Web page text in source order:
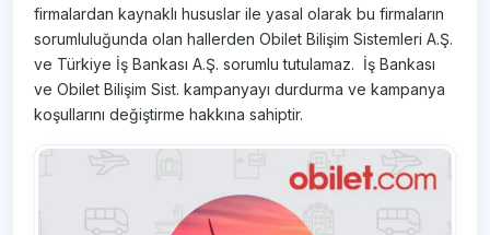
firmalardan kaynaklı hususlar ile yasal olarak bu firmaların
sorumluluğunda olan hallerden Obilet Bilişim Sistemleri A.Ş.
ve Türkiye İş Bankası A.Ş. sorumlu tutulamaz. İş Bankası
ve Obilet Bilişim Sist. kampanyayı durdurma ve kampanya
koşullarını değiştirme hakkına sahiptir.